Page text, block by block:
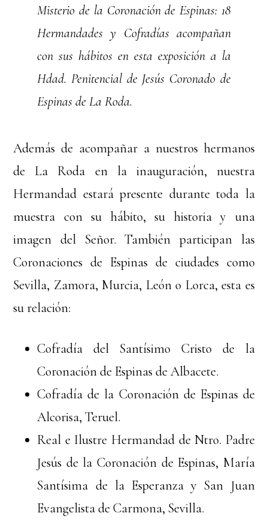
Misterio de la Coronación de Espinas: 18
Hermandades y Cofradías acompañan
con sus hábitos en esta exposición a la
Hdad. Penitencial de Jesús Coronado de
Espinas de La Roda.
Además de acompañar a nuestros hermanos
de La Roda en la inauguración, nuestra
Hermandad estará presente durante toda la
muestra con su hábito, su historia y una
imagen del Señor. También participan las
Coronaciones de Espinas de ciudades como
Sevilla, Zamora, Murcia, León o Lorca, esta es
su relación:
Cofradía del Santísimo Cristo de la
Coronación de Espinas de Albacete.
Cofradía de la Coronación de Espinas de
Alcorisa, Teruel.
Real e Ilustre Hermandad de Ntro. Padre
Jesús de la Coronación de Espinas, María
Santísima de la Esperanza y San Juan
Evangelista de Carmona, Sevilla.